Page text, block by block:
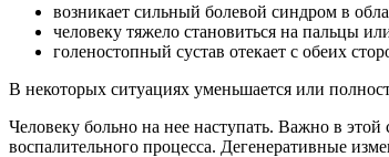
возникает сильный болевой синдром в
человеку тяжело становиться на пальцы
голеностопный сустав отекает с обеих
В некоторых ситуациях уменьшается или
Человеку больно на нее наступать. Важно в
воспалительного процесса. Дегенеративные